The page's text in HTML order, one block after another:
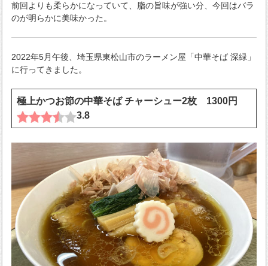
前回よりも柔らかになっていて、脂の旨味が強い分、今回はバラ
のが明らかに美味かった。
2022年5月午後、埼玉県東松山市のラーメン屋「中華そば 深緑」
に行ってきました。
極上かつお節の中華そば チャーシュー2枚 1300円
3.8